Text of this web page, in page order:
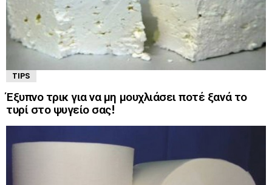
TIPS
Έξυπνο τρικ για να μη μουχλιάσει ποτέ ξανά το
τυρί στο ψυγείο σας!